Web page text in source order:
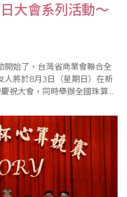
大會系列活動～
開始了，台灣省商業會聯合全
人將於8月3日（星期日）在新
祝大會，同時舉辦全國珠算比
＊2025年全國珠